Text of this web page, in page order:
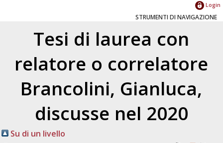
Login
STRUMENTI DI NAVIGAZIONE
Tesi di laurea con
relatore o correlatore
Brancolini, Gianluca,
discusse nel 2020
Su di un livello